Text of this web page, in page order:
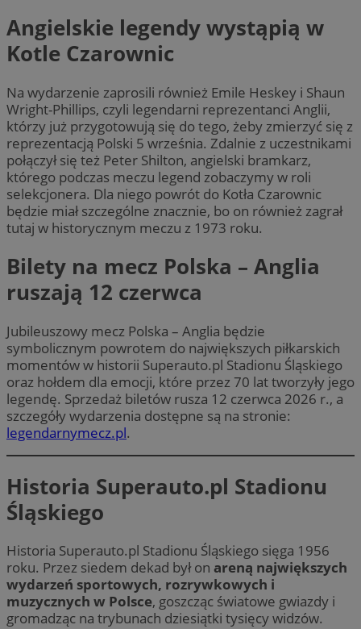
Angielskie legendy wystąpią w
Kotle Czarownic
Na wydarzenie zaprosili również Emile Heskey i Shaun
Wright-Phillips, czyli legendarni reprezentanci Anglii,
którzy już przygotowują się do tego, żeby zmierzyć się z
reprezentacją Polski 5 września. Zdalnie z uczestnikami
połączył się też Peter Shilton, angielski bramkarz,
którego podczas meczu legend zobaczymy w roli
selekcjonera. Dla niego powrót do Kotła Czarownic
będzie miał szczególne znacznie, bo on również zagrał
tutaj w historycznym meczu z 1973 roku.
Bilety na mecz Polska – Anglia
ruszają 12 czerwca
Jubileuszowy mecz Polska – Anglia będzie
symbolicznym powrotem do największych piłkarskich
momentów w historii Superauto.pl Stadionu Śląskiego
oraz hołdem dla emocji, które przez 70 lat tworzyły jego
legendę. Sprzedaż biletów rusza 12 czerwca 2026 r., a
szczegóły wydarzenia dostępne są na stronie:
legendarnymecz.pl.
Historia Superauto.pl Stadionu
Śląskiego
Historia Superauto.pl Stadionu Śląskiego sięga 1956
roku. Przez siedem dekad był on areną największych
wydarzeń sportowych, rozrywkowych i
muzycznych w Polsce, goszcząc światowe gwiazdy i
gromadząc na trybunach dziesiątki tysięcy widzów.